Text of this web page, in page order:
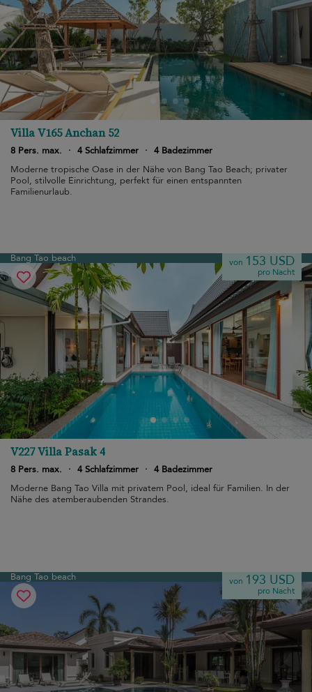
Villa V165 Anchan 52
8 Pers. max. · 4 Schlafzimmer · 4 Badezimmer
Moderne tropische Oase in der Nähe von Bang Tao Beach; privater
Pool, stilvolle Einrichtung, perfekt für einen entspannten
Familienurlaub.
Bang Tao beach von 153 USD
pro Nacht
V227 Villa Pasak 4
8 Pers. max. · 4 Schlafzimmer · 4 Badezimmer
Moderne Bang Tao Villa mit privatem Pool, ideal für Familien. In der
Nähe des atemberaubenden Strandes.
Bang Tao beach von 193 USD
pro Nacht